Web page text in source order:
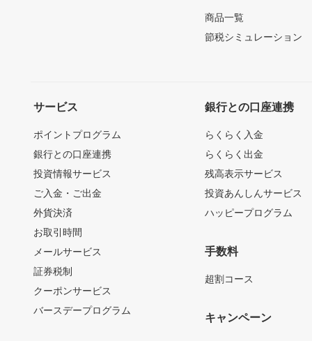
商品一覧
節税シミュレーション
サービス
ポイントプログラム
銀行との口座連携
投資情報サービス
ご入金・ご出金
外貨決済
お取引時間
メールサービス
証券税制
クーポンサービス
バースデープログラム
銀行との口座連携
らくらく入金
らくらく出金
残高表示サービス
投資あんしんサービス
ハッピープログラム
手数料
超割コース
キャンペーン